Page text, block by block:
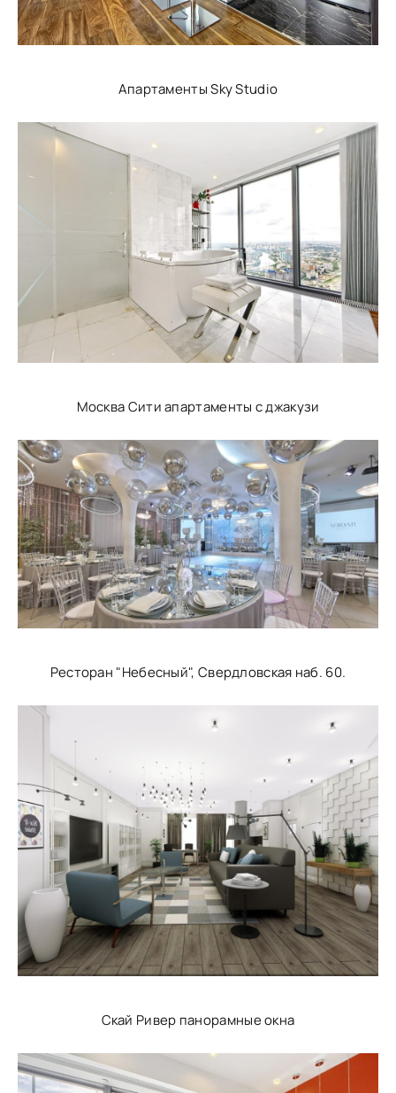
Апартаменты Sky Studio
Москва Сити апартаменты с джакузи
Ресторан "Небесный", Свердловская наб. 60.
Скай Ривер панорамные окна